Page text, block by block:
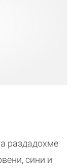
раздадохме
сини и